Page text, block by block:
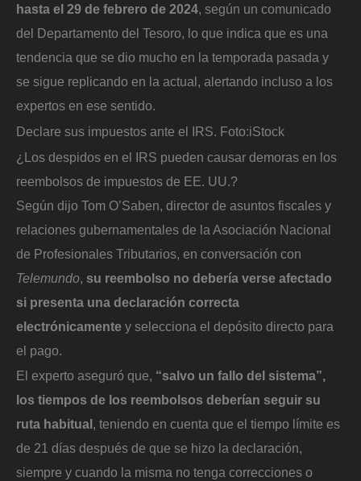
hasta el 29 de febrero de 2024, según un comunicado
del Departamento del Tesoro, lo que indica que es una
tendencia que se dio mucho en la temporada pasada y
se sigue replicando en la actual, alertando incluso a los
expertos en ese sentido.
Declare sus impuestos ante el IRS. Foto:iStock
¿Los despidos en el IRS pueden causar demoras en los
reembolsos de impuestos de EE. UU.?
Según dijo Tom O’Saben, director de asuntos fiscales y
relaciones gubernamentales de la Asociación Nacional
de Profesionales Tributarios, en conversación con
Telemundo, su reembolso no debería verse afectado
si presenta una declaración correcta
electrónicamente y selecciona el depósito directo para
el pago.
El experto aseguró que, “salvo un fallo del sistema”,
los tiempos de los reembolsos deberían seguir su
ruta habitual, teniendo en cuenta que el tiempo límite es
de 21 días después de que se hizo la declaración,
siempre y cuando la misma no tenga correcciones o